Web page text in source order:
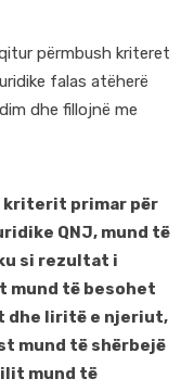
përmbush kriteret
falas atëherë
dhe fillojnë me
kriterit primar për
QNJ, mund të
si rezultat i
mund të besohet
dhe liritë e njeriut,
mund të shërbejë
mund të